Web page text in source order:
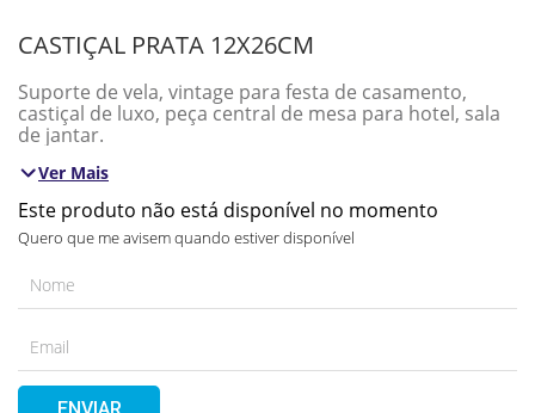
CASTIÇAL PRATA 12X26CM
Suporte de vela, vintage para festa de casamento,
castiçal de luxo, peça central de mesa para hotel, sala
de jantar.
Ver Mais
Este produto não está disponível no momento
Quero que me avisem quando estiver disponível